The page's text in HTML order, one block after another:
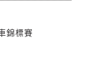
錦標賽